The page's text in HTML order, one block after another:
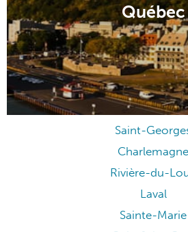
Québec
Saint-
Charlemagne
Rivière-du-
Laval
Sainte-Marie